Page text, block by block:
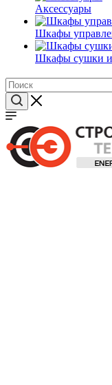
Аксессуары
Шкафы
Шкафы сушки и